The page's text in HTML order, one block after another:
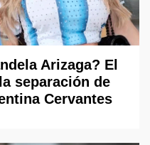
Arizaga? El
separación de
Cervantes